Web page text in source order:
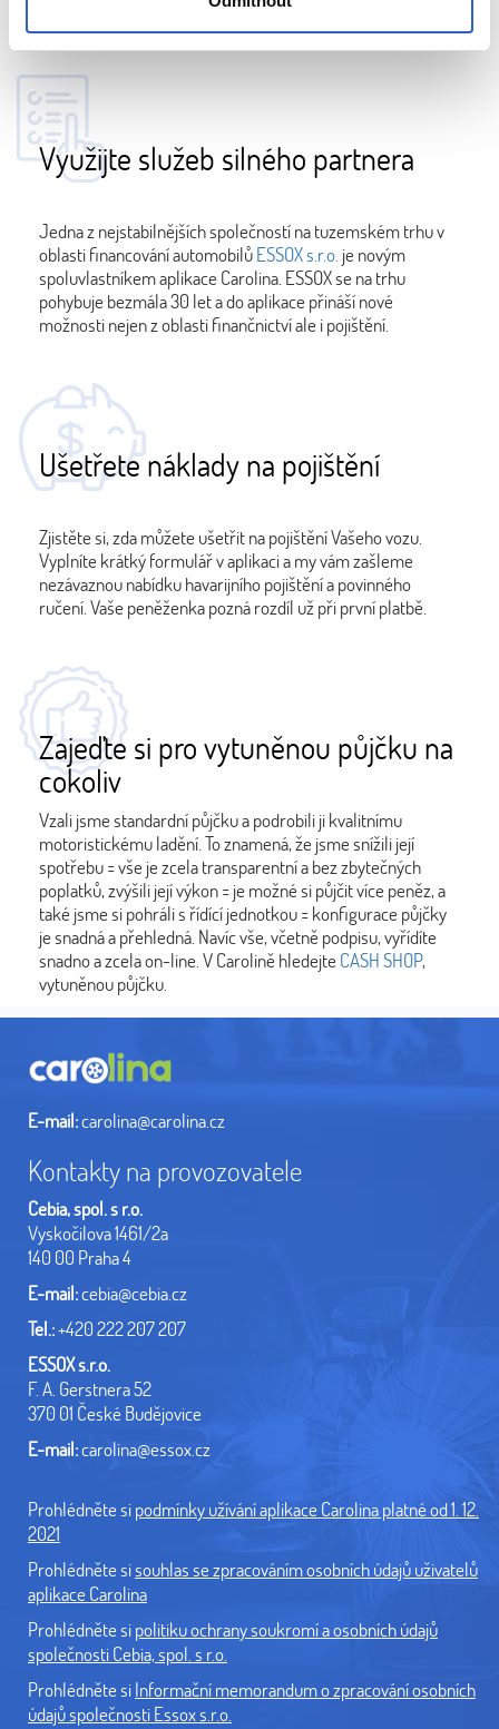
Využijte služeb silného partnera
Jedna z nejstabilnějších společností na tuzemském trhu v
oblasti financování automobilůESSOX s.r.o. je novým
spoluvlastníkem aplikace Carolina. ESSOX se na trhu
pohybuje bezmála 30 let a do aplikace přináší nové
možnosti nejen z oblasti finančnictví ale i pojištění.
Ušetřete náklady na pojištění
Zjistěte si, zda můžete ušetřit na pojištění Vašeho vozu.
Vyplníte krátký formulář v aplikaci a my vám zašleme
nezávaznou nabídku havarijního pojištění a povinného
ručení. Vaše peněženka pozná rozdíl už při první platbě.
Zajeďte si pro vytuněnou půjčku na
cokoliv
Vzali jsme standardní půjčku a podrobili ji kvalitnímu
motoristickému ladění. To znamená, že jsme snížili její
spotřebu = vše je zcela transparentní a bez zbytečných
poplatků, zvýšili její výkon = je možné si půjčit více peněz, a
také jsme si pohráli s řídící jednotkou = konfigurace půjčky
je snadná a přehledná. Navíc vše, včetně podpisu, vyřídíte
snadno a zcela on-line. V Carolině hledejteCASH SHOP,
vytuněnou půjčku.
E-mail:carolina@carolina.cz
Kontakty na provozovatele
Cebia, spol. s r.o.
Vyskočilova 1461/2a
140 00 Praha 4
E-mail:cebia@cebia.cz
Tel.:+420 222 207 207
ESSOX s.r.o.
F. A. Gerstnera 52
370 01 České Budějovice
E-mail:carolina@essox.cz
Prohlédněte sipodmínky užívání aplikace Carolina platné od 1. 12.
2021
Prohlédněte sisouhlas se zpracováním osobních údajů uživatelů
aplikace Carolina
Prohlédněte sipolitiku ochrany soukromí a osobních údajů
společnosti Cebia, spol. s r.o.
Prohlédněte siInformační memorandum o zpracování osobních
údajů společnosti Essox s.r.o.